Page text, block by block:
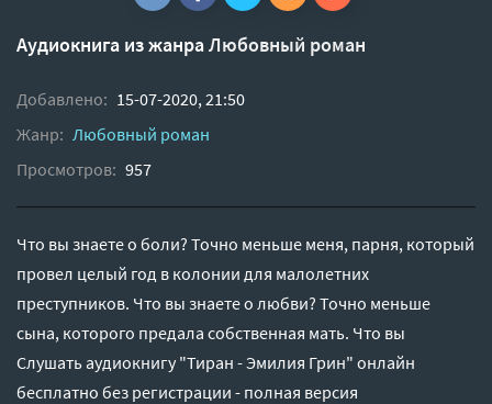
Аудиокнига из жанраЛюбовный роман
Добавлено: 15-07-2020, 21:50
Жанр: Любовный роман
Просмотров: 957
Что вы знаете о боли? Точно меньше меня, парня, который
провел целый год в колонии для малолетних
преступников. Что вы знаете о любви? Точно меньше
сына, которого предала собственная мать. Что вы
Слушать аудиокнигу "Тиран - Эмилия Грин" онлайн
бесплатно без регистрации - полная версия